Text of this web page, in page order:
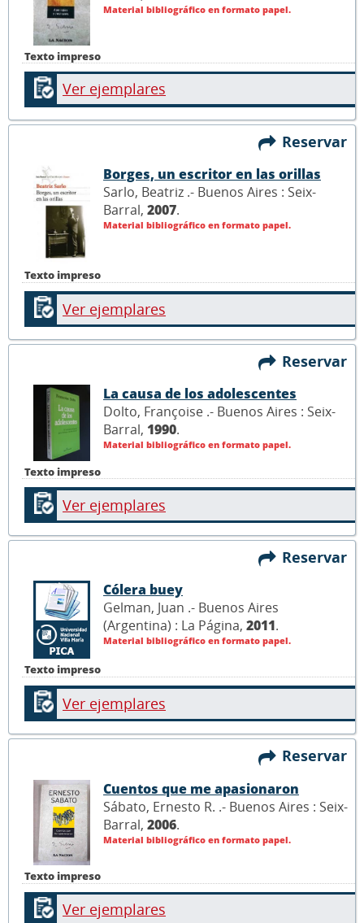
Texto impreso
Material bibliográfico en formato papel.
Ver ejemplares
Reservar
Texto impreso
Borges, un escritor en las orillas
Sarlo, Beatriz .- Buenos Aires : Seix-
Barral, 2007.
Material bibliográfico en formato papel.
Ver ejemplares
Reservar
Texto impreso
La causa de los adolescentes
Dolto, Françoise .- Buenos Aires : Seix-
Barral, 1990.
Material bibliográfico en formato papel.
Ver ejemplares
Reservar
Texto impreso
Cólera buey
Gelman, Juan .- Buenos Aires
(Argentina) : La Página, 2011.
Material bibliográfico en formato papel.
Ver ejemplares
Reservar
Texto impreso
Cuentos que me apasionaron
Sábato, Ernesto R. .- Buenos Aires : Seix-
Barral, 2006.
Material bibliográfico en formato papel.
Ver ejemplares